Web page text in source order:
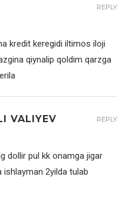
kredit keregidi iltimos iloji
qiynalip qoldim qarzga
REPLY
VALIYEV
dollir pul kk onamga jigar
2yilda tulab
REPLY